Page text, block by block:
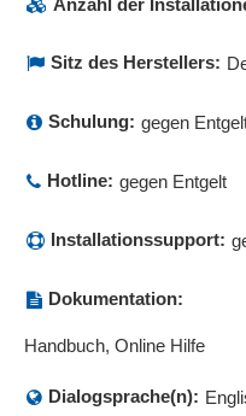
Anzahl der
Sitz des Herstellers:
Schulung: gegen
Hotline: gegen Entgelt
Installationssupport:
Dokumentation:
Handbuch, Online Hilfe
Dialogsprache(n):